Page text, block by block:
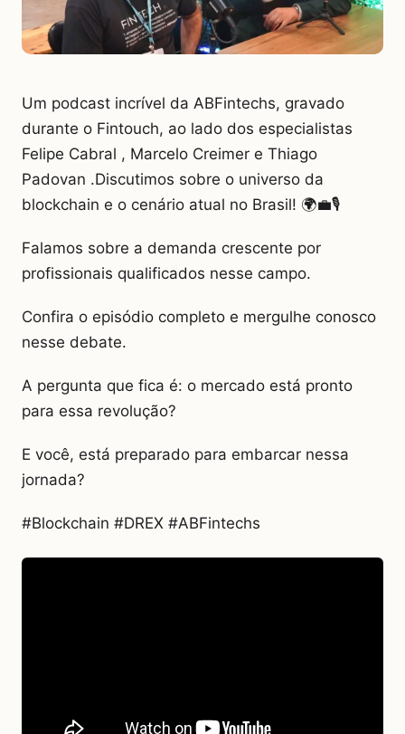
Um podcast incrível da ABFintechs, gravado
durante o Fintouch, ao lado dos especialistas
Felipe Cabral , Marcelo Creimer e Thiago
Padovan .Discutimos sobre o universo da
blockchain e o cenário atual no Brasil! 🌍💼🎙️
Falamos sobre a demanda crescente por
profissionais qualificados nesse campo.
Confira o episódio completo e mergulhe conosco
nesse debate.
A pergunta que fica é: o mercado está pronto
para essa revolução?
E você, está preparado para embarcar nessa
jornada?
#Blockchain #DREX #ABFintechs